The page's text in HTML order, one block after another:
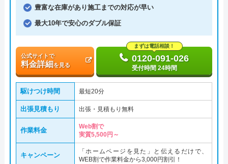
豊富な在庫があり施工までの対応が早い
最大10年で安心のダブル保証
公式サイトで
料金詳細を見る
まずは電話相談！
0120-091-026
受付時間 24時間
駆けつけ時間 最短20分
出張見積もり 出張・見積もり無料
作業料金
Web割で
実質5,500円～
キャンペーン
「ホームページを見た」と伝えるだけで、
WEB割で作業料金から3,000円割引！